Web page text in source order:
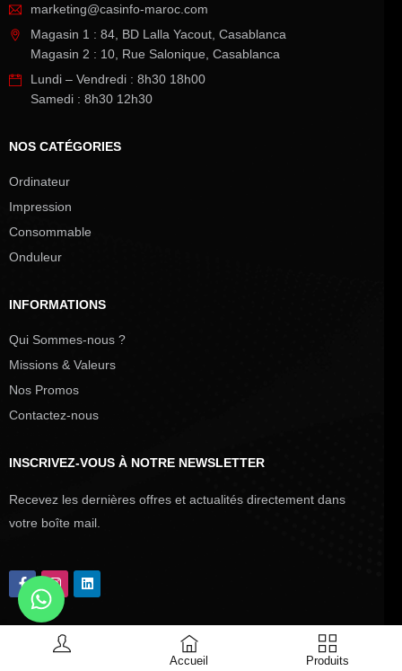
Accueil Produits
marketing@casinfo-maroc.com
Magasin 1 : 84, BD Lalla Yacout, Casablanca
Magasin 2 : 10, Rue Salonique, Casablanca
Lundi – Vendredi : 8h30 18h00
Samedi : 8h30 12h30
NOS CATÉGORIES
Ordinateur
Impression
Consommable
Onduleur
INFORMATIONS
Qui Sommes-nous ?
Missions & Valeurs
Nos Promos
Contactez-nous
INSCRIVEZ-VOUS À NOTRE NEWSLETTER
Recevez les dernières offres et actualités directement dans
votre boîte mail.